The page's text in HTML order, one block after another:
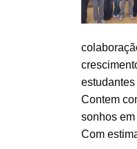
Contem
sonhos
Com